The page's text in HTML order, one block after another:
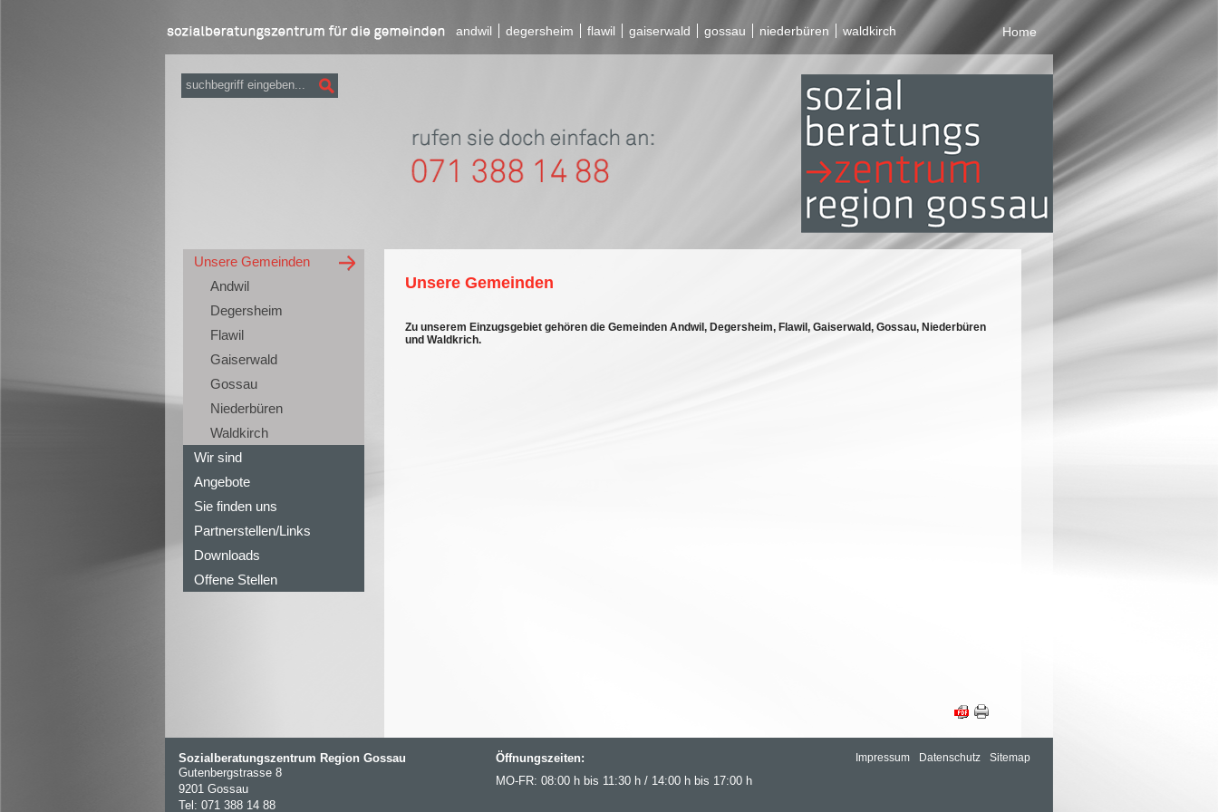
andwil degersheim flawil gaiserwald gossau niederbüren waldkirch Home
Unsere Gemeinden
Andwil
Degersheim
Flawil
Gaiserwald
Gossau
Niederbüren
Waldkirch
Wir sind
Angebote
Sie finden uns
Partnerstellen/Links
Downloads
Offene Stellen
Unsere Gemeinden
Zu unserem Einzugsgebiet gehören die Gemeinden Andwil, Degersheim, Flawil, Gaiserwald, Gossau, Niederbüren
und Waldkrich.
Sozialberatungszentrum Region Gossau
Gutenbergstrasse 8
9201 Gossau
Tel: 071 388 14 88
Öffnungszeiten:
MO-FR: 08:00 h bis 11:30 h / 14:00 h bis 17:00 h
Impressum Datenschutz Sitemap